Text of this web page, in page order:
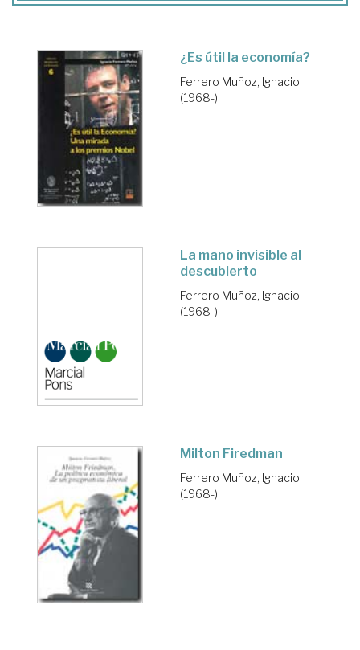
¿Es útil la economía?
Ferrero Muñoz, Ignacio
(1968-)
La mano invisible al
descubierto
Ferrero Muñoz, Ignacio
(1968-)
Milton Firedman
Ferrero Muñoz, Ignacio
(1968-)